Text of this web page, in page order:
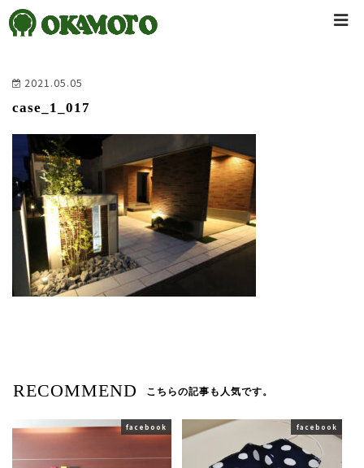
2021.05.05
case_1_017
RECOMMEND こちらの記事も人気です。
facebook facebook